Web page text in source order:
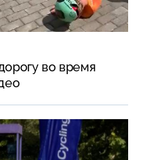
во время